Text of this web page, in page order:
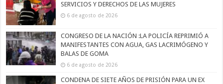
SERVICIOS Y DERECHOS DE LAS MUJERES
6 de agosto de 2026
CONGRESO DE LA NACIÓN :LA POLICÍA REPRIMIÓ A
MANIFESTANTES CON AGUA, GAS LACRIMÓGENO Y
BALAS DE GOMA
6 de agosto de 2026
CONDENA DE SIETE AÑOS DE PRISIÓN PARA UN EX